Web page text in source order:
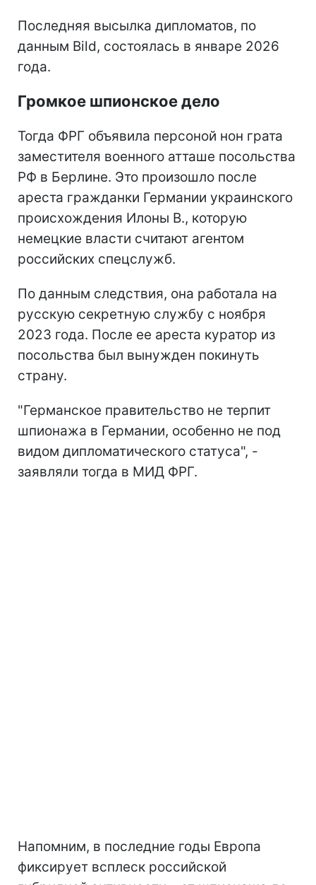
Последняя высылка дипломатов, по
данным Bild, состоялась в январе 2026
года.
Громкое шпионское дело
Тогда ФРГ объявила персоной нон грата
заместителя военного атташе посольства
РФ в Берлине. Это произошло после
ареста гражданки Германии украинского
происхождения Илоны В., которую
немецкие власти считают агентом
российских спецслужб.
По данным следствия, она работала на
русскую секретную службу с ноября
2023 года. После ее ареста куратор из
посольства был вынужден покинуть
страну.
"Германское правительство не терпит
шпионажа в Германии, особенно не под
видом дипломатического статуса", -
заявляли тогда в МИД ФРГ.
Напомним, в последние годы Европа
фиксирует всплеск российской